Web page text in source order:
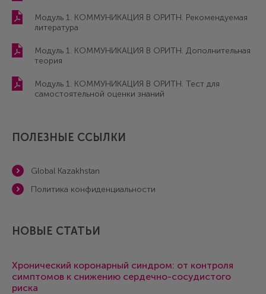
Модуль 1. КОММУНИКАЦИЯ В ОРИТН. Рекомендуемая
литература
Модуль 1. КОММУНИКАЦИЯ В ОРИТН. Дополнительная
теория
Модуль 1. КОММУНИКАЦИЯ В ОРИТН. Тест для
самостоятельной оценки знаний
ПОЛЕЗНЫЕ ССЫЛКИ
Global Kazakhstan
Политика конфиденциальности
НОВЫЕ СТАТЬИ
Хронический коронарный синдром: от контроля
симптомов к снижению сердечно-сосудистого
риска